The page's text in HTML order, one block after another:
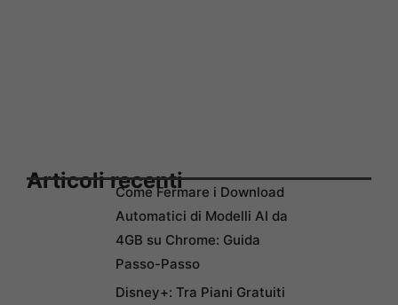
Articoli recentiCome Fermare i Download
Automatici di Modelli AI da
4GB su Chrome: Guida
Passo-Passo
Disney+: Tra Piani Gratuiti